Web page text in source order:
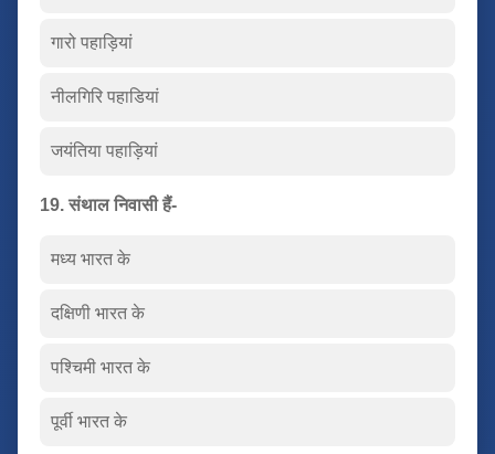
गारो पहाड़ियां
नीलगिरि पहाडियां
जयंतिया पहाड़ियां
19. संथाल निवासी हैं-
मध्य भारत के
दक्षिणी भारत के
पश्चिमी भारत के
पूर्वी भारत के